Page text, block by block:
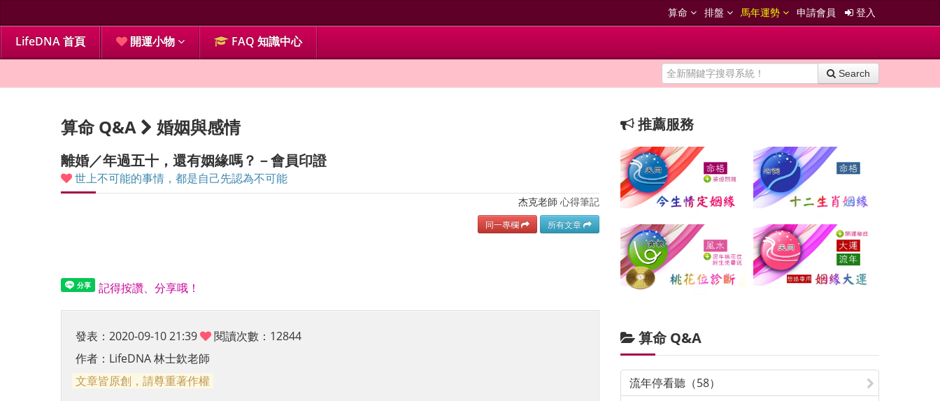
算命 排盤 馬年運勢 申請會員 登入
LifeDNA 首頁 開運小物 FAQ 知識中心
Search
算命 Q&A 婚姻與感情
離婚／年過五十，還有姻緣嗎？－會員印證
世上不可能的事情，都是自己先認為不可能
杰克老師 心得筆記
同一專欄 所有文章
記得按讚、分享哦！
發表：2020-09-10 21:39
閱讀次數：12844
作者： LifeDNA 林士欽老師
文章皆原創，請尊重著作權
推薦服務
算命 Q&A
流年停看聽（58）